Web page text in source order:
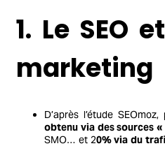
1. Le SEO
marketing
D’après l’étude
obtenu via des sources
SMO… et 20% via du